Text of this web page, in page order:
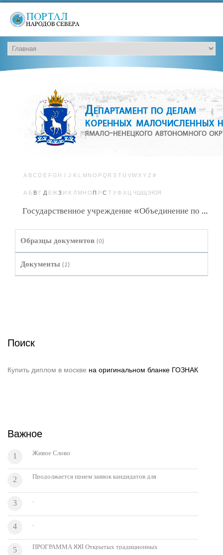
A B C D E F G H I J K L M N O P Q R S T U VW X Y Z #
А Б В Г Д Е Ж З И К Л М Н О П Р С Т У Ф Х Ц Ч ШЩ ЭЮЯ
Государственное учреждение «Объединение по экономическому развитию коренных малочисленных народов Севера» Архив
Образцы документов (0)
Документы (2)
Поиск
Купить диплом в москве на оригинальном бланке ГОЗНАК
Важное
1 Живое Слово
2
Продолжается прием заявок кандидатов для
3 .
4 .
5
ПРОГРАММА XXI Открытых традиционных